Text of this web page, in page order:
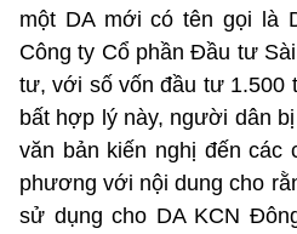
một DA mới có tên gọi là
Công ty Cổ phần Đầu tư
tư, với số vốn đầu tư 1.500
bất hợp lý này, người dân
văn bản kiến nghị đến các
phương với nội dung cho
sử dụng cho DA KCN